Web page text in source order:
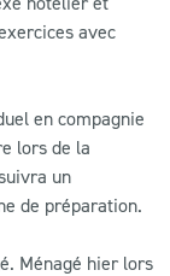
avec
en compagnie
lors de la
un
de préparation.
Ménagé hier lors